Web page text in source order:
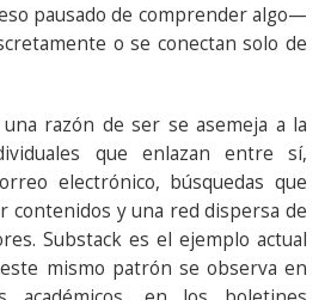
pausado de comprender algo—
o se conectan solo de
razón de ser se asemeja a la
que enlazan entre sí,
electrónico, búsquedas que
contenidos y una red dispersa de
Substack es el ejemplo actual
mismo patrón se observa en